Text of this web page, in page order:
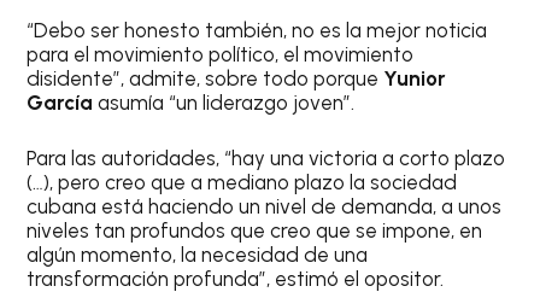
“Debo ser honesto también, no es la mejor noticia
para el movimiento político, el movimiento
disidente”, admite, sobre todo porque Yunior
Garcíaasumía “un liderazgo joven”.
Para las autoridades, “hay una victoria a corto plazo
(…), pero creo que a mediano plazo la sociedad
cubana está haciendo un nivel de demanda, a unos
niveles tan profundos que creo que se impone, en
algún momento, la necesidad de una
transformación profunda”, estimó el opositor.